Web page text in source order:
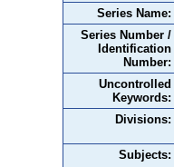
Series Name:
Series Number /
Identification
Number:
Uncontrolled
Keywords:
Divisions:
Subjects: